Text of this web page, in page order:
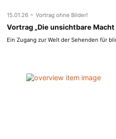
15.01.26 - Vortrag ohne Bilder!
Vortrag „Die unsichtbare Macht
Ein Zugang zur Welt der Sehenden für